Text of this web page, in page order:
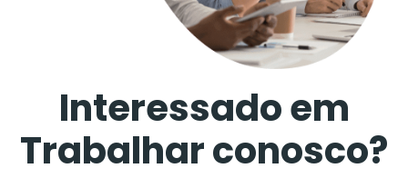
Interessado em
Trabalhar conosco?